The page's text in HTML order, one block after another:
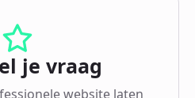
je vraag
website laten